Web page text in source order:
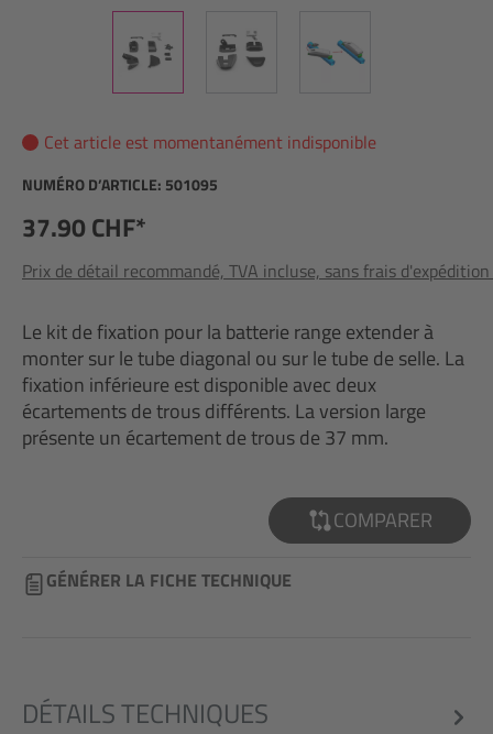
Cet article est momentanément indisponible
NUMÉRO D’ARTICLE: 501095
37.90 CHF*
Prix de détail recommandé, TVA incluse, sans frais
Le kit de fixation pour la batterie range extender à
monter sur le tube diagonal ou sur le tube de selle. La
fixation inférieure est disponible avec deux
écartements de trous différents. La version large
présente un écartement de trous de 37 mm.
COMPARER
GÉNÉRER LA FICHE TECHNIQUE
DÉTAILS TECHNIQUES